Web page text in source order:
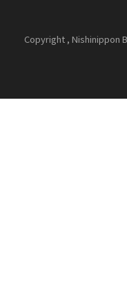
Copyright , Nishinippon